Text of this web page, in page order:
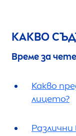
КАКВО
Време за
Какво
лицето?